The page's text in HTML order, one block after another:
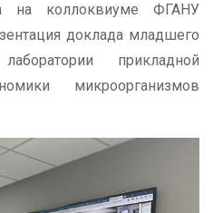
на коллоквиуме ФГАНУ
доклада младшего
прикладной
микроорганизмов